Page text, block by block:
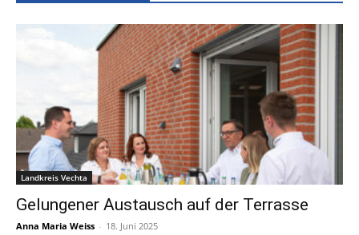
Landkreis Vechta
Gelungener Austausch auf der Terrasse
Anna Maria Weiss - 18. Juni 2025